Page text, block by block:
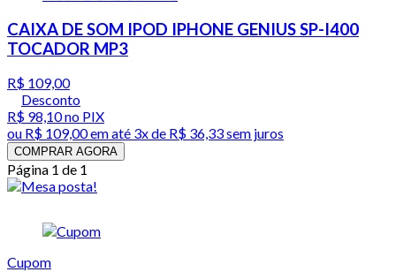
CAIXA DE SOM IPOD IPHONE GENIUS SP-I400
TOCADOR MP3
R$ 109,00
Desconto
R$ 98,10no PIX
ou R$ 109,00em até 3x de R$ 36,33 sem juros
COMPRAR AGORA
Página 1 de 1
Cupom